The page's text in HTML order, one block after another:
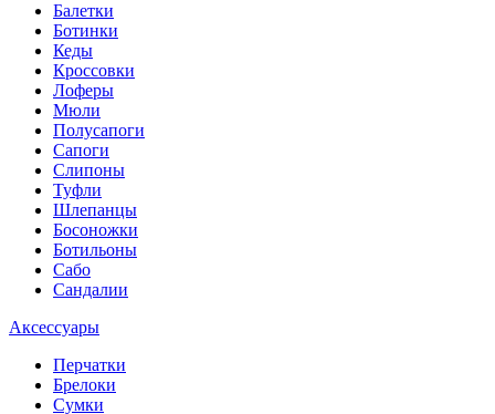
Балетки
Ботинки
Кеды
Кроссовки
Лоферы
Мюли
Полусапоги
Сапоги
Слипоны
Туфли
Шлепанцы
Босоножки
Ботильоны
Сабо
Сандалии
Аксессуары
Перчатки
Брелоки
Сумки